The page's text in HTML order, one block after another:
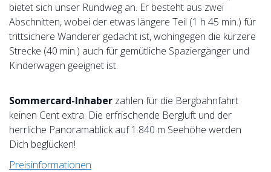
bietet sich unser Rundweg an. Er besteht aus zwei
Abschnitten, wobei der etwas längere Teil (1 h 45 min.) für
trittsichere Wanderer gedacht ist, wohingegen die kürzere
Strecke (40 min.) auch für gemütliche Spaziergänger und
Kinderwagen geeignet ist.
Sommercard-Inhaber zahlen für die Bergbahnfahrt
keinen Cent extra. Die erfrischende Bergluft und der
herrliche Panoramablick auf 1.840 m Seehöhe werden
Dich beglücken!
Preisinformationen